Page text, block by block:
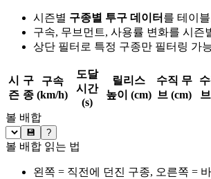
시즌별 구종별 투구 데이터 를 테이
구속, 무브먼트, 사용률 변화를 시즌
상단 필터로 특정 구종만 필터링 가
시
즌
구
종
구속
(km/h)
도달
시간
(s)
릴리스
높이 (cm)
수직 무
브 (cm)
볼 배합
💾 ?
볼 배합 읽는 법
왼쪽 = 직전에 던진 구종, 오른쪽 =